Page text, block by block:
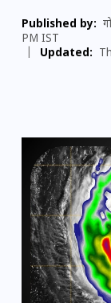
Published by:
PM IST
Updated: